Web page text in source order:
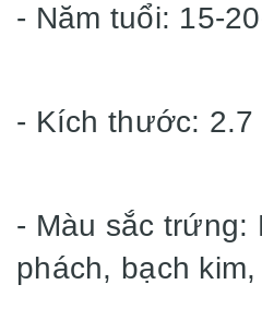
- Năm tuổi: 15-
- Kích thước: 2.7
- Màu sắc trứng:
phách, bạch